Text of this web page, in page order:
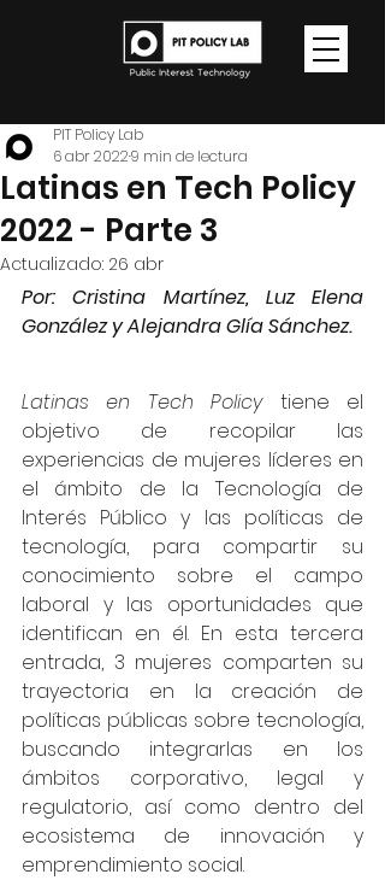
Latinas en Tech Policy
2022 - Parte 3
PIT Policy Lab
6 abr 20229 min de lectura
Actualizado: 26 abr
Por: Cristina Martínez, Luz Elena
González y Alejandra Glía Sánchez.
Latinas en Tech Policy tiene el
objetivo de recopilar las
experiencias de mujeres líderes en
el ámbito de la Tecnología de
Interés Público y las políticas de
tecnología, para compartir su
conocimiento sobre el campo
laboral y las oportunidades que
identifican en él. En esta tercera
entrada, 3 mujeres comparten su
trayectoria en la creación de
políticas públicas sobre tecnología,
buscando integrarlas en los
ámbitos corporativo, legal y
regulatorio, así como dentro del
ecosistema de innovación y
emprendimiento social.